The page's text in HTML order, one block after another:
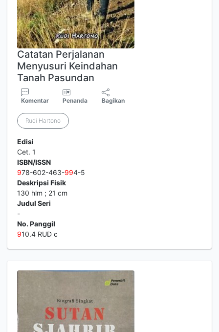
Catatan Perjalanan
Menyusuri Keindahan
Tanah Pasundan
Komentar Penanda Bagikan
Rudi Hartono
Edisi
Cet. 1
ISBN/ISSN
978-602-463-994-5
Deskripsi Fisik
130 hlm ; 21 cm
Judul Seri
-
No. Panggil
910.4 RUD c